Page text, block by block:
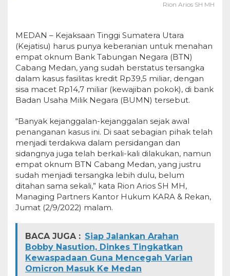
Rion Arios SH MH
MEDAN – Kejaksaan Tinggi Sumatera Utara
(Kejatisu) harus punya keberanian untuk menahan
empat oknum Bank Tabungan Negara (BTN)
Cabang Medan, yang sudah berstatus tersangka
dalam kasus fasilitas kredit Rp39,5 miliar, dengan
sisa macet Rp14,7 miliar (kewajiban pokok), di bank
Badan Usaha Milik Negara (BUMN) tersebut.
“Banyak kejanggalan-kejanggalan sejak awal
penanganan kasus ini. Di saat sebagian pihak telah
menjadi terdakwa dalam persidangan dan
sidangnya juga telah berkali-kali dilakukan, namun
empat oknum BTN Cabang Medan, yang justru
sudah menjadi tersangka lebih dulu, belum
ditahan sama sekali,” kata Rion Arios SH MH,
Managing Partners Kantor Hukum KARA & Rekan,
Jumat (2/9/2022) malam.
BACA JUGA : Siap Jalankan Arahan
Bobby Nasution, Dinkes Tingkatkan
Kewaspadaan Guna Mencegah Varian
Omicron Masuk Ke Medan